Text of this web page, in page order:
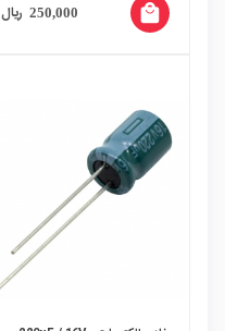
250,000 ریال local_mall